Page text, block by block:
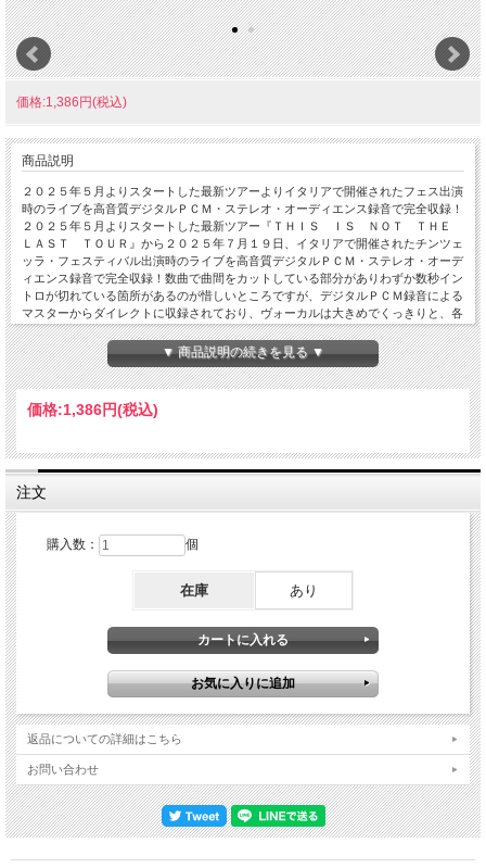
価格:1,386円(税込)
商品説明
２０２５年５月よりスタートした最新ツアーよりイタリアで開催されたフェス出演
時のライブを高音質デジタルＰＣＭ・ステレオ・オーディエンス録音で完全収録！
２０２５年５月よりスタートした最新ツアー『ＴＨＩＳ ＩＳ ＮＯＴ ＴＨＥ
ＬＡＳＴ ＴＯＵＲ』から２０２５年７月１９日、イタリアで開催されたチンツェ
ッラ・フェスティバル出演時のライブを高音質デジタルＰＣＭ・ステレオ・オーデ
ィエンス録音で完全収録！数曲で曲間をカットしている部分がありわずか数秒イン
トロが切れている箇所があるのが惜しいところですが、デジタルＰＣＭ録音による
マスターからダイレクトに収録されており、ヴォーカルは大きめでくっきりと、各
パート共に非常にバランスよく、レンジも広く奥行きのある迫力抜群のクリアな音
質で収録されています。ジョンがアフリカ・バンバータとコラボしビル・ラズウェ
ルのプロデュースで８４年にリリースした"World Destruction"、そして"Death
Disco"、"Flowers Of Romance"など初期のナンバーを含めこれまでの作品を統括す
るようなセットリストで、ラストにプレイされた"Annalise/Attack/Chant"の怒涛の
メドレーも強烈！終始衰えを感じさせないオパワフルなヴォーカルを聴かせるジョ
ムスにはブルース・スミスに代わって、ルー・エドモンズの長年の友人でありジョ
ンも彼の腕を絶賛しているマーク・ロバーツが新たに就任しての初のツアーで、マ
ークを迎えてのニューアルバムのレコーディングについてもジョンは言及してお
り、ツアータイトルの通り今後の意欲も充分に感じさせる極上パフォーマンス！
03.Corporate 04.World Destruction 05.Love Song 06.Poptones 07.Death Disco
08.Flowers Of Romance 09.The Body 10.Warrior 11.Public Image 12.Open Up
▼ 商品説明の続きを見る ▼
価格:1,386円(税込)
注文
購入数： 個
在庫 あり
返品についての詳細はこちら
お問い合わせ